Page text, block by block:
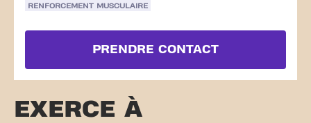
RENFORCEMENT MUSCULAIRE
PRENDRE CONTACT
EXERCE À